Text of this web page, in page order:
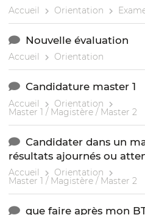
Accueil Orientation
Nouvelle évaluation
Accueil Orientation
Candidature master 1
Accueil Orientation
Master 1 / Magistère / Master 2
Candidater dans un
résultats ajournés ou
Accueil Orientation
Master 1 / Magistère / Master 2
que faire après mon